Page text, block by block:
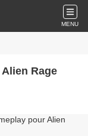
MENU
Rage